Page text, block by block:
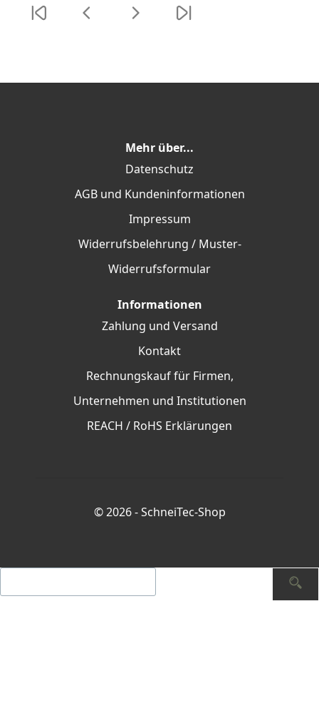
Mehr über...
Datenschutz
AGB und Kundeninformationen
Impressum
Widerrufsbelehrung / Muster-
Widerrufsformular
Informationen
Zahlung und Versand
Kontakt
Rechnungskauf für Firmen,
Unternehmen und Institutionen
REACH / RoHS Erklärungen
© 2026 -SchneiTec-Shop